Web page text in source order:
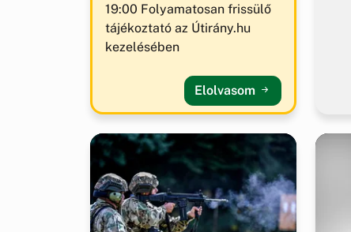
19:00 Folyamatosan frissülő
tájékoztató az Útirány.hu
kezelésében
Elolvasom